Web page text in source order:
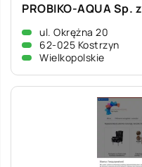
PROBIKO-AQUA Sp.
ul. Okrężna 20
62-025 Kostrzyn
Wielkopolskie